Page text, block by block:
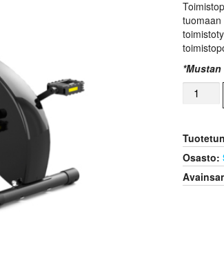
tuomaan
määrä
Osasto: